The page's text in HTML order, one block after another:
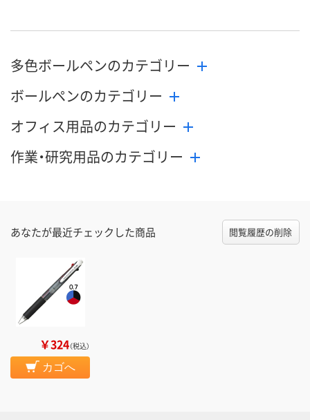
多色ボールペンのカテゴリー
ボールペンのカテゴリー
オフィス用品のカテゴリー
作業・研究用品のカテゴリー
あなたが最近チェックした商品 閲覧履歴の削除
￥324（税込）
カゴへ